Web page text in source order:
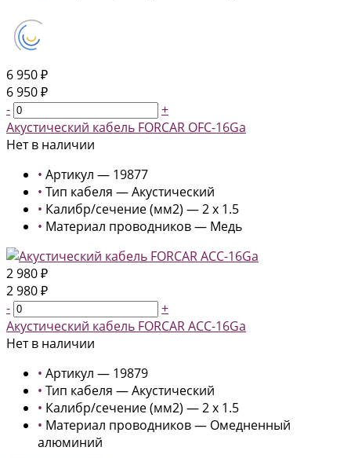
6 950 ₽
6 950 ₽
-
+
Акустический кабель FORCAR OFC-16Ga
Нет в наличии
• Артикул — 19877
• Тип кабеля — Акустический
• Калибр/сечение (мм2) — 2 x 1.5
• Материал проводников — Медь
2 980 ₽
2 980 ₽
-
+
Акустический кабель FORCAR ACC-16Ga
Нет в наличии
• Артикул — 19879
• Тип кабеля — Акустический
• Калибр/сечение (мм2) — 2 x 1.5
• Материал проводников — Омедненный
алюминий